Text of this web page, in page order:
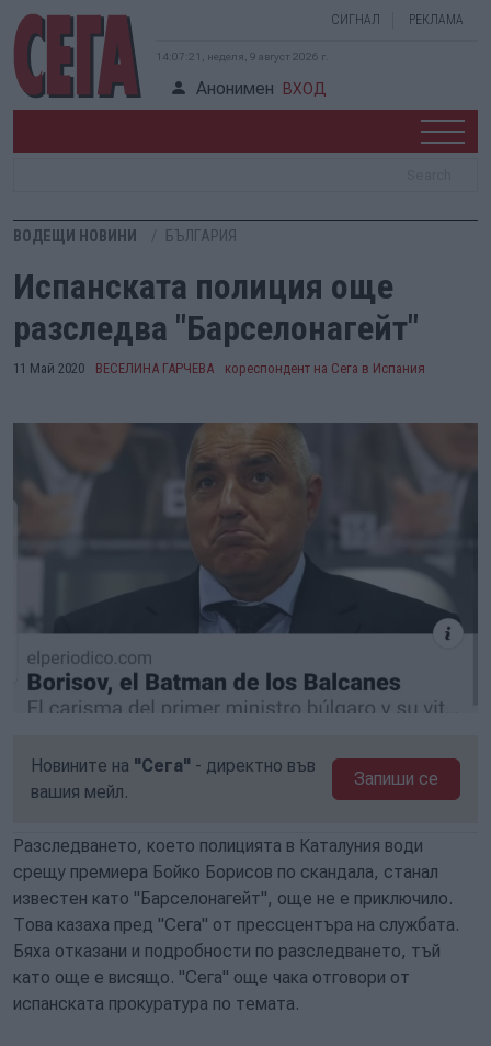
СИГНАЛ РЕКЛАМА
14:07:22, неделя, 9 август 2026 г.
Анонимен ВХОД
ВОДЕЩИ НОВИНИ БЪЛГАРИЯ
Испанската полиция още
разследва "Барселонагейт"
11 Май 2020 ВЕСЕЛИНА ГАРЧЕВА кореспондент на Сега в Испания
Новините на "Сега" - директно във
вашия мейл.
Запиши се
Разследването, което полицията в Каталуния води
срещу премиера Бойко Борисов по скандала, станал
известен като "Барселонагейт", още не е приключило.
Това казаха пред "Сега" от прессцентъра на службата.
Бяха отказани и подробности по разследването, тъй
като още е висящо. "Сега" още чака отговори от
испанската прокуратура по темата.